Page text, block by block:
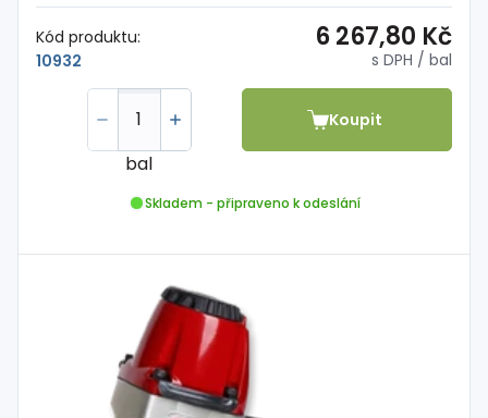
Kód produktu:
10932
6 267,80 Kč
s DPH / bal
bal
Koupit
Skladem - připraveno k odeslání